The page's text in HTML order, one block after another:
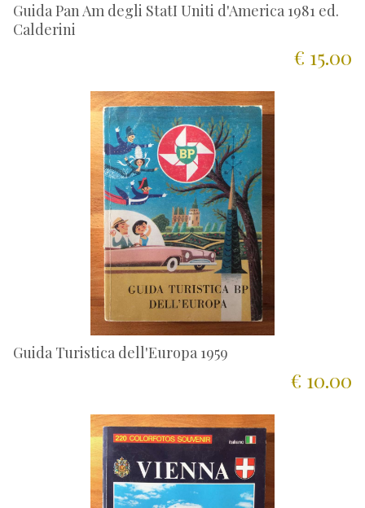
Guida Pan Am degli StatI Uniti d'America 1981 ed.
Calderini
€ 15.00
Guida Turistica dell'Europa 1959
€ 10.00